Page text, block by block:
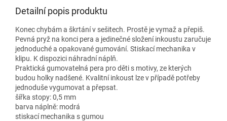
Detailní popis produktu
Konec chybám a škrtání v sešitech. Prostě je vymaž a přepiš.
Pevná pryž na konci pera a jedinečné složení inkoustu zaručuje
jednoduché a opakované gumování. Stiskací mechanika v
klipu. K dispozici náhradní náplň.
Praktická gumovatelná pera pro děti s motivy, ze kterých
budou holky nadšené. Kvalitní inkoust lze v případě potřeby
jednoduše vygumovat a přepsat.
šířka stopy: 0,5 mm
barva náplně: modrá
stiskací mechanika s gumou